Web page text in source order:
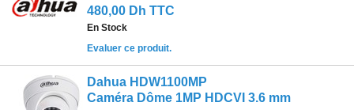
480,00 Dh TTC
En Stock
Evaluer ce produit.
Dahua HDW1100MP
Caméra Dôme 1MP HDCVI 3.6 mm